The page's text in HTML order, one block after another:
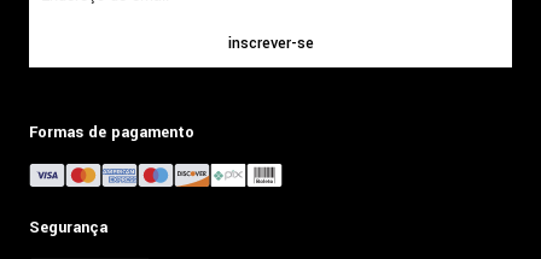
inscrever-se
Formas de pagamento
Segurança